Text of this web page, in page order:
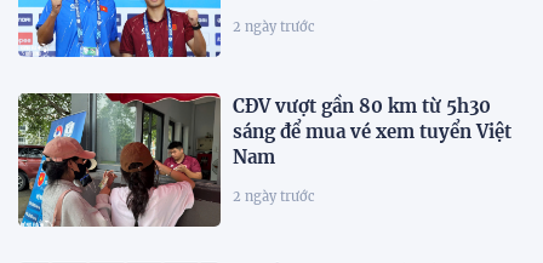
2 ngày trước
CĐV vượt gần 80 km từ 5h30
sáng để mua vé xem tuyển Việt
Nam
2 ngày trước